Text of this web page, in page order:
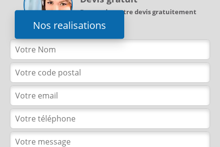
Nos realisations
Demandez votre devis gratuitement